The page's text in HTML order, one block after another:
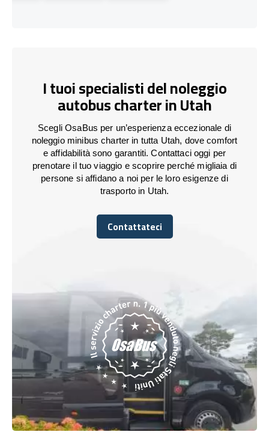
I tuoi specialisti del noleggio
autobus charter in Utah
Scegli OsaBus per un’esperienza eccezionale di
noleggio minibus charter in tutta Utah, dove comfort
e affidabilità sono garantiti. Contattaci oggi per
prenotare il tuo viaggio e scoprire perché migliaia di
persone si affidano a noi per le loro esigenze di
trasporto in Utah.
Contattateci
Contattateci